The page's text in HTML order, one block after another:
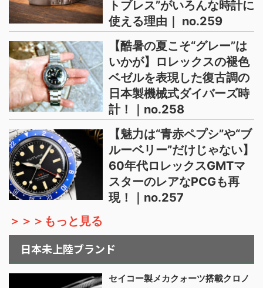
トブレス”がいろんな時計に
使える理由｜ no.259
【酷暑の夏こそ“グレー”は
いかが】ロレックスの褪色
ベゼルを表現した復古調の
日本製機械式ダイバーズ時
計！｜no.258
【魅力は“青赤ペプシ”や“ブ
ルーベリー”だけじゃない】
60年代ロレックスGMTマ
スターのレアなPCGも再
現！｜no.257
＞＞＞もっと見る
日本未上陸ブランド
セイコー製メカクォーツ搭載クロノ